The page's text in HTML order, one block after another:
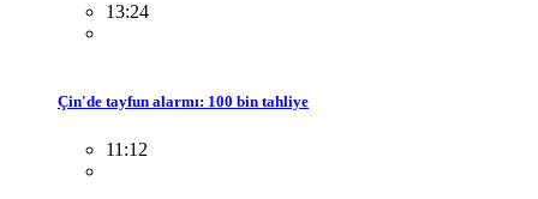
13:24
Çin'de tayfun alarmı: 100 bin tahliye
11:12